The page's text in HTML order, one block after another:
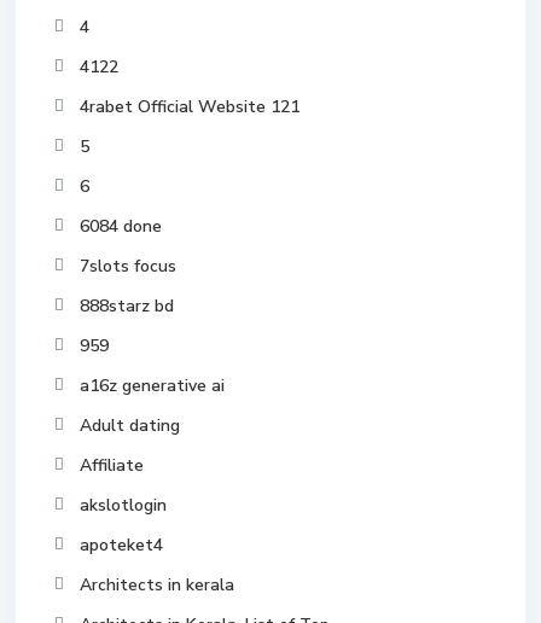
4
4122
4rabet Official Website 121
5
6
6084 done
7slots focus
888starz bd
959
a16z generative ai
Adult dating
Affiliate
akslotlogin
apoteket4
Architects in kerala